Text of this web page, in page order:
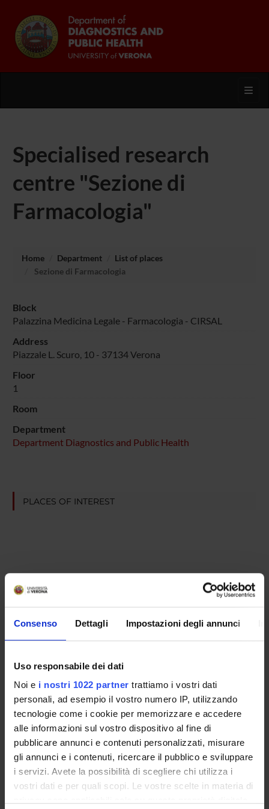
Consenso Dettagli Impostazioni degli annunci
Uso responsabile dei dati
Noi e i nostri 1022 partner trattiamo i vostri dati
personali, ad esempio il vostro numero IP, utilizzando
tecnologie come i cookie per memorizzare e accedere
alle informazioni sul vostro dispositivo al fine di
pubblicare annunci e contenuti personalizzati, misurare
gli annunci e i contenuti, ricercare il pubblico e sviluppare
i servizi. Avete la possibilità di scegliere chi utilizza i
vostri dati e per quali scopi. Le vostre scelte in materia di
Specialised research
centre "Sezione di
Farmacologia"
Home Department
List of places
Sezione di Farmacologia
Block
Palazzina Medicina Legale - Farmacologia - CIRSAL
Address
Piazzale L. Scuro, 10 - 37134 Verona
Floor
1
Room
Department
Department Diagnostics and Public Health
PLACES OF INTEREST
ORGANISATION